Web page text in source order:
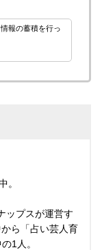
報の蓄積を行っ
。
ップスが運営す
ら「占い芸人育
1人。